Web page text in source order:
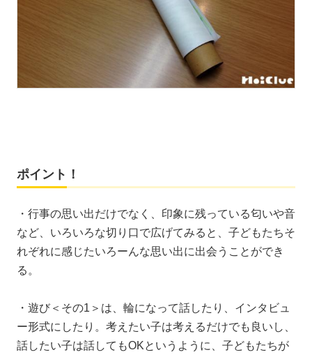
ポイント！
・行事の思い出だけでなく、印象に残っている匂いや音
など、いろいろな切り口で広げてみると、子どもたちそ
れぞれに感じたいろーんな思い出に出会うことができ
る。
・遊び＜その1＞は、輪になって話したり、インタビュ
ー形式にしたり。考えたい子は考えるだけでも良いし、
話したい子は話してもOKというように、子どもたちが